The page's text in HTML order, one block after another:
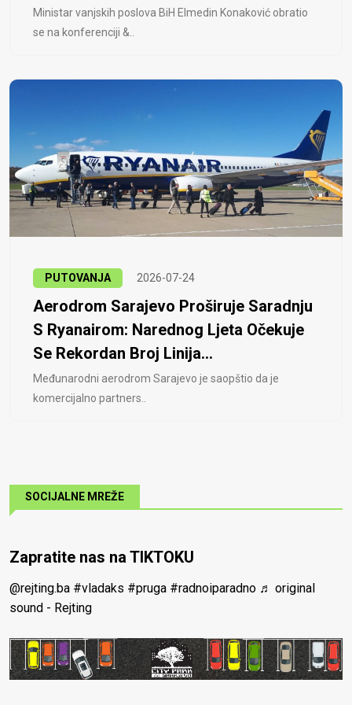
Ministar vanjskih poslova BiH Elmedin Konaković obratio
se na konferenciji &..
PUTOVANJA 2026-07-24
Aerodrom Sarajevo Proširuje Saradnju
S Ryanairom: Narednog Ljeta Očekuje
Se Rekordan Broj Linija...
Međunarodni aerodrom Sarajevo je saopštio da je
komercijalno partners..
SOCIJALNE MREŽE
Zapratite nas na TIKTOKU
@rejting.ba #vladaks #pruga #radnoiparadno ♬ original
sound - Rejting